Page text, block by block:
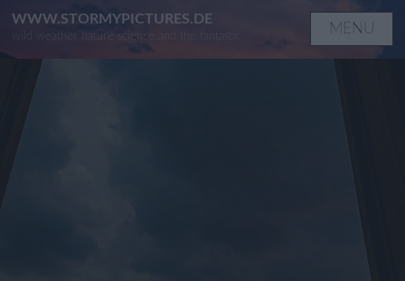
SkipWWW.STORMYPICTURES.DE
wild weather nature science and the fantastic MENU